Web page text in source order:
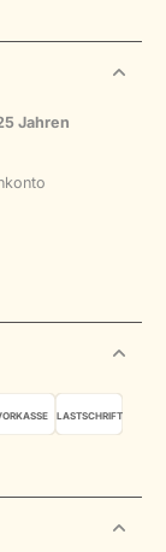
Jahren
LASTSCHRIFT